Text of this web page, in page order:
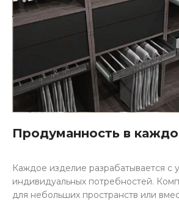
Продуманность в
Каждое изделие разрабатывается с
индивидуальных потребностей.
для небольших пространств или